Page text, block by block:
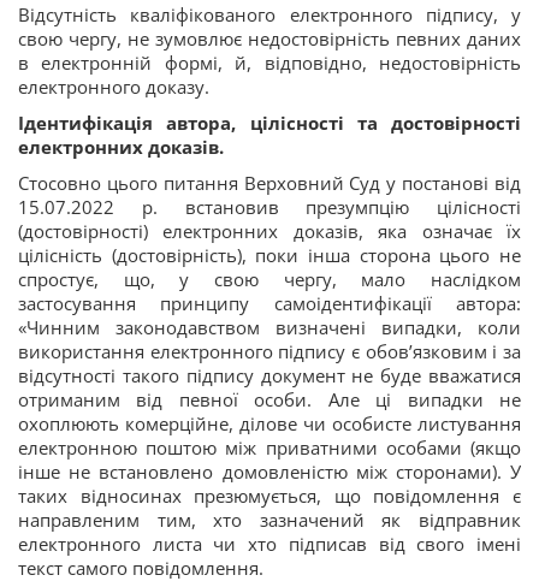
Відсутність кваліфікованого електронного підпису, у
свою чергу, не зумовлює недостовірність певних даних
в електронній формі, й, відповідно, недостовірність
електронного доказу.
Ідентифікація автора, цілісності та достовірності
електронних доказів.
Стосовно цього питання Верховний Суд у постанові від
15.07.2022 р. встановив презумпцію цілісності
(достовірності) електронних доказів, яка означає їх
цілісність (достовірність), поки інша сторона цього не
спростує, що, у свою чергу, мало наслідком
застосування принципу самоідентифікації автора:
«Чинним законодавством визначені випадки, коли
використання електронного підпису є обов’язковим і за
відсутності такого підпису документ не буде вважатися
отриманим від певної особи. Але ці випадки не
охоплюють комерційне, ділове чи особисте листування
електронною поштою між приватними особами (якщо
інше не встановлено домовленістю між сторонами). У
таких відносинах презюмується, що повідомлення є
направленим тим, хто зазначений як відправник
електронного листа чи хто підписав від свого імені
текст самого повідомлення.